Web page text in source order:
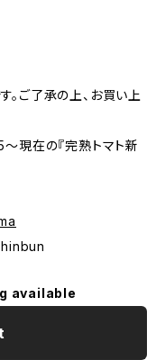
。ご了承の上、お買い上
現在の『完熟トマト新
available